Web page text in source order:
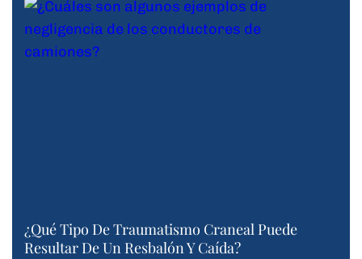
¿Qué Tipo De Traumatismo Craneal Puede
Resultar De Un Resbalón Y Caída?